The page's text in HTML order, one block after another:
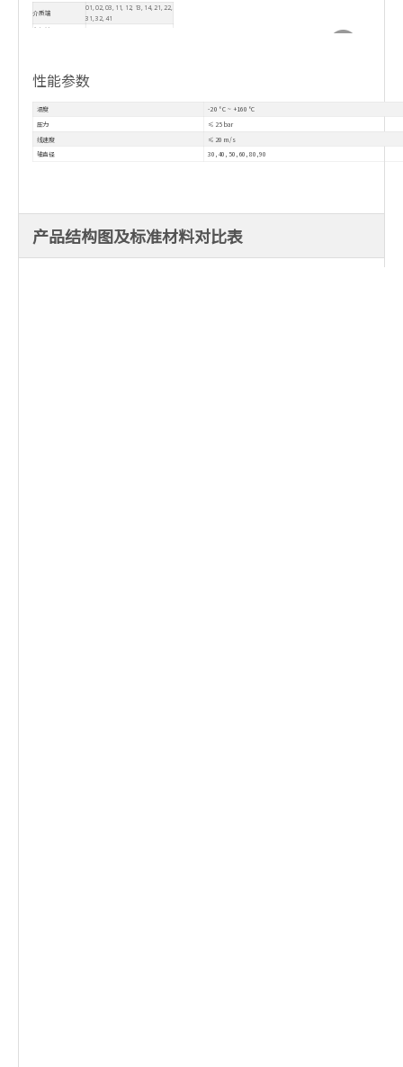
介质端
01, 02, 03, 11, 12, 13, 14, 21, 22,
31, 32, 41
大气端
性能参数
温度
-20 ° C ~ +160 °C
压力
≤ 25 bar
线速度 ≤ 20 m/s
轴直径
30, 40, 50, 60, 80, 90
产品结构图及标准材料对比表